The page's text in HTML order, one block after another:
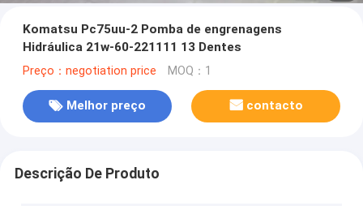
Komatsu Pc75uu-2 Pomba de engrenagens
Hidráulica 21w-60-221111 13 Dentes
Preço：negotiation price MOQ：1
Melhor preço contacto
Descrição De Produto